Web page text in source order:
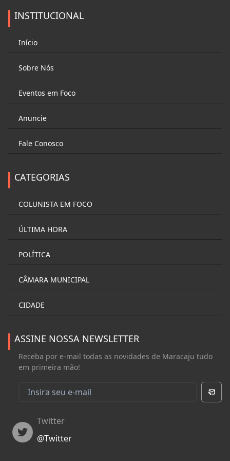
INSTITUCIONAL
Início
Sobre Nós
Eventos em Foco
Anuncie
Fale Conosco
CATEGORIAS
COLUNISTA EM FOCO
ÚLTIMA HORA
POLÍTICA
CÂMARA MUNICIPAL
CIDADE
ASSINE NOSSA NEWSLETTER
Receba por e-mail todas as novidades de Maracaju tudo
em primeira mão!
Twitter
Twitter
@Twitter